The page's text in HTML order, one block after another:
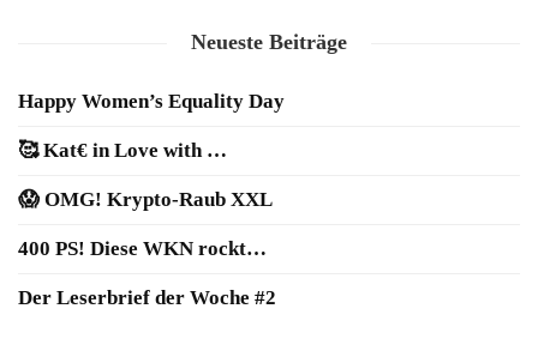
Neueste Beiträge
Happy Women’s Equality Day
🥰 Kat€ in Love with …
😱 OMG! Krypto-Raub XXL
400 PS! Diese WKN rockt…
Der Leserbrief der Woche #2